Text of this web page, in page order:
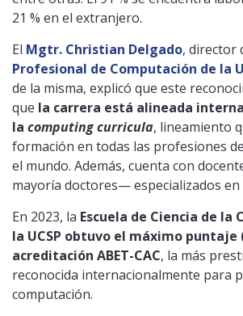
21 % en el extranjero.
El Mgtr. Christian Delgado, director
Profesional de Computación de la
de la misma, explicó que este
que la carrera está alineada
la computing curricula, lineamiento
formación en todas las profesiones
el mundo. Además, cuenta con
mayoría doctores— especializados
En 2023, la Escuela de Ciencia de la
la UCSP obtuvo el máximo puntaje
acreditación ABET-CAC, la más
reconocida internacionalmente para
computación.